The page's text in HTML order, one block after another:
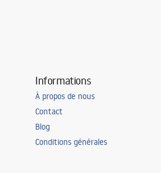
Informations
À propos de nous
Contact
Blog
Conditions générales